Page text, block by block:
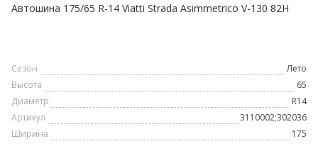
Автошина 175/65 R-14 Viatti Strada Asimmetrico V-130 82H
Сезон
Лето
Высота
65
Диаметр
R14
Артикул
3110002;302036
Ширина
175